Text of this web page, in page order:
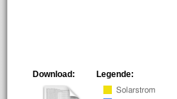
Legende:
Download: